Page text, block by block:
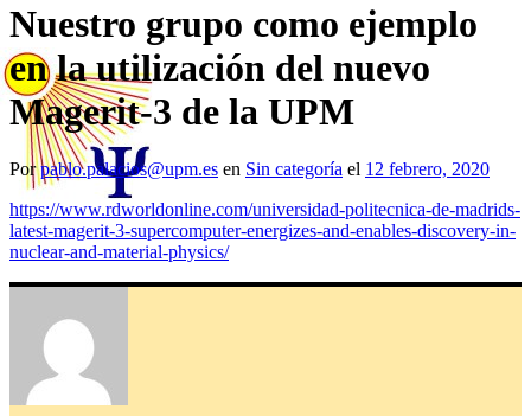
Nuestro grupo como ejemplo
en la utilización del nuevo
Magerit-3 de la UPM
Porpablo.palacios@upm.es en Sin categoría el 12 febrero, 2020
https://www.rdworldonline.com/universidad-politecnica-de-madrids-
latest-magerit-3-supercomputer-energizes-and-enables-discovery-in-
nuclear-and-material-physics/